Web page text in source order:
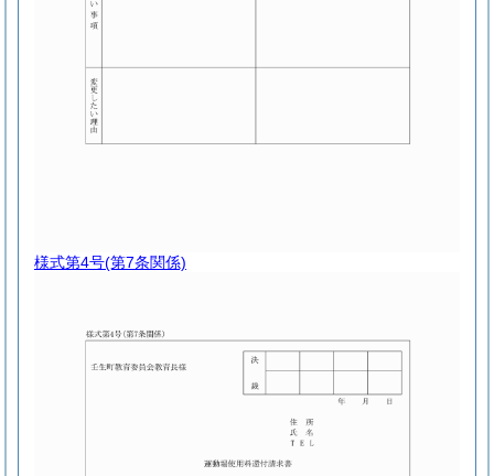
様式第4号(第7条関係)